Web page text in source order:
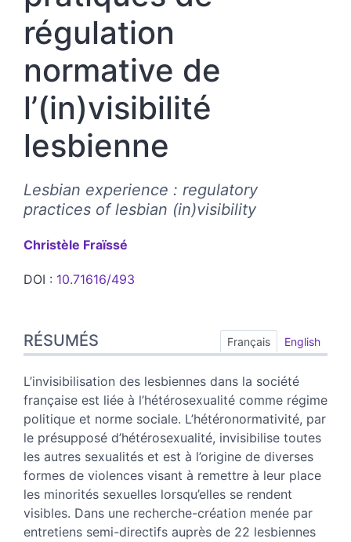
régulation
normative de
l’(in)visibilité
lesbienne
Lesbian experience : regulatory
practices of lesbian (in)visibility
Christèle Fraïssé
DOI : 10.71616/493
Index
Plan
Texte
Bibliographie
Notes
Citer cet article
Auteur·ice
RÉSUMÉS Français English
L’invisibilisation des lesbiennes dans la société
française est liée à l’hétérosexualité comme régime
politique et norme sociale. L’hétéronormativité, par
le présupposé d’hétérosexualité, invisibilise toutes
les autres sexualités et est à l’origine de diverses
formes de violences visant à remettre à leur place
les minorités sexuelles lorsqu’elles se rendent
visibles. Dans une recherche-création menée par
entretiens semi-directifs auprès de 22 lesbiennes